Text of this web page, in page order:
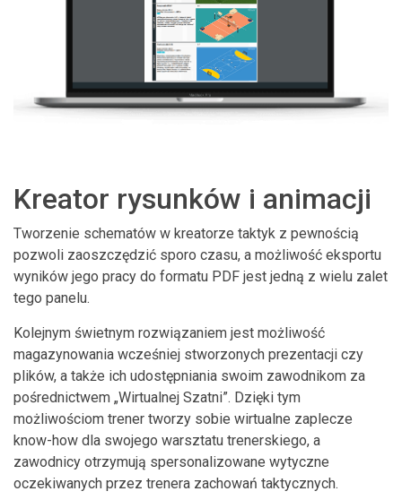
Kreator rysunków i animacji
Tworzenie schematów w kreatorze taktyk z pewnością
pozwoli zaoszczędzić sporo czasu, a możliwość eksportu
wyników jego pracy do formatu PDF jest jedną z wielu zalet
tego panelu.
Kolejnym świetnym rozwiązaniem jest możliwość
magazynowania wcześniej stworzonych prezentacji czy
plików, a także ich udostępniania swoim zawodnikom za
pośrednictwem „Wirtualnej Szatni”. Dzięki tym
możliwościom trener tworzy sobie wirtualne zaplecze
know-how dla swojego warsztatu trenerskiego, a
zawodnicy otrzymują spersonalizowane wytyczne
oczekiwanych przez trenera zachowań taktycznych.